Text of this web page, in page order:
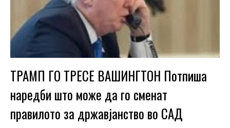
ТРАМП ГО ТРЕСЕ ВАШИНГТОН Потпиша
наредби што може да го сменат
правилото за државјанство во САД